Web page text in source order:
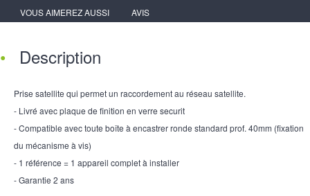
VOUS AIMEREZ AUSSI
AVIS
Description
Prise satellite qui permet un raccordement au réseau satellite.
- Livré avec plaque de finition en verre securit
- Compatible avec toute boîte à encastrer ronde standard prof. 40mm (fixation
du mécanisme à vis)
- 1 référence = 1 appareil complet à installer
- Garantie 2 ans